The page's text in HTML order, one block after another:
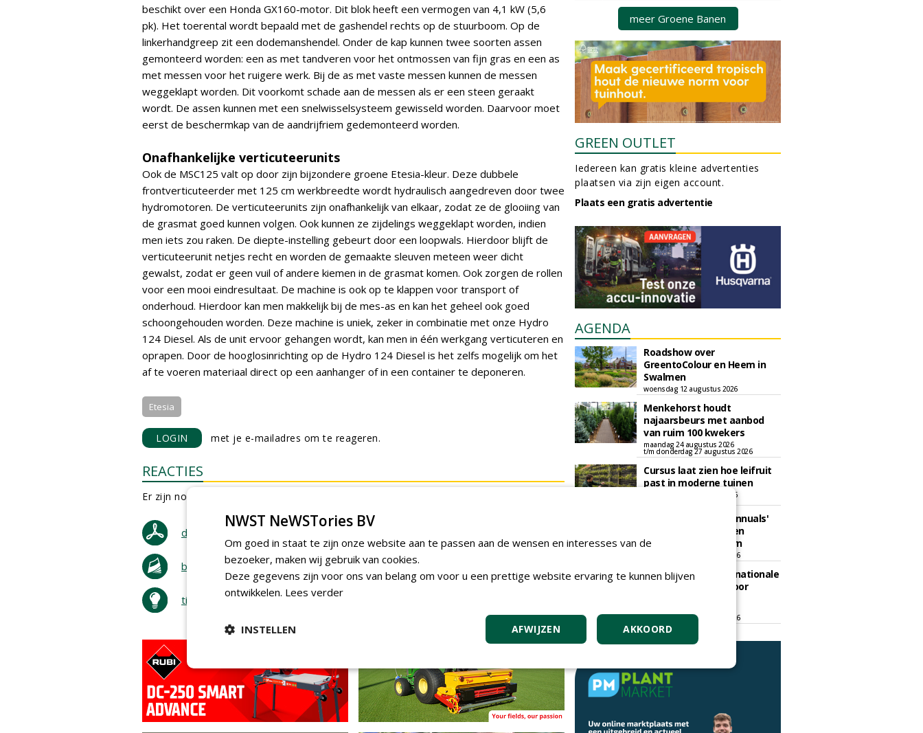
beschikt over een Honda GX160-motor. Dit blok heeft een vermogen van 4,1 kW (5,6
pk). Het toerental wordt bepaald met de gashendel rechts op de stuurboom. Op de
linkerhandgreep zit een dodemanshendel. Onder de kap kunnen twee soorten assen
gemonteerd worden: een as met tandveren voor het ontmossen van fijn gras en een as
met messen voor het ruigere werk. Bij de as met vaste messen kunnen de messen
weggeklapt worden. Dit voorkomt schade aan de messen als er een steen geraakt
wordt. De assen kunnen met een snelwisselsysteem gewisseld worden. Daarvoor moet
eerst de beschermkap van de aandrijfriem gedemonteerd worden.
Onafhankelijke verticuteerunits
Ook de MSC125 valt op door zijn bijzondere groene Etesia-kleur. Deze dubbele
frontverticuteerder met 125 cm werkbreedte wordt hydraulisch aangedreven door twee
hydromotoren. De verticuteerunits zijn onafhankelijk van elkaar, zodat ze de glooiing van
de grasmat goed kunnen volgen. Ook kunnen ze zijdelings weggeklapt worden, indien
men iets zou raken. De diepte-instelling gebeurt door een loopwals. Hierdoor blijft de
verticuteerunit netjes recht en worden de gemaakte sleuven meteen weer dicht
gewalst, zodat er geen vuil of andere kiemen in de grasmat komen. Ook zorgen de rollen
voor een mooi eindresultaat. De machine is ook op te klappen voor transport of
onderhoud. Hierdoor kan men makkelijk bij de mes-as en kan het geheel ook goed
schoongehouden worden. Deze machine is uniek, zeker in combinatie met onze Hydro
124 Diesel. Als de unit ervoor gehangen wordt, kan men in één werkgang verticuteren en
oprapen. Door de hooglosinrichting op de Hydro 124 Diesel is het zelfs mogelijk om het
af te voeren materiaal direct op een aanhanger of in een container te deponeren.
Etesia
LOGIN met je e-mailadres om te reageren.
REACTIES
Er zijn nog geen reacties.
download artikel
bestel tijdschrift
tip de redactie
meer Groene Banen
GREEN OUTLET
Iedereen kan gratis kleine advertenties
plaatsen via zijn eigen account.
Plaats een gratis advertentie
AGENDA
Roadshow over
GreentoColour en Heem in
Swalmen
woensdag 12 augustus 2026
Menkehorst houdt
najaarsbeurs met aanbod
van ruim 100 kwekers
maandag 24 augustus 2026
t/m donderdag 27 augustus 2026
Cursus laat zien hoe leifruit
past in moderne tuinen
woensdag 26 augustus 2026
Vakdag 'All About Annuals'
zet eenjarige planten
centraal in Appeltern
donderdag 27 augustus 2026
GaLaBau 2026: internationale
ontmoetingsplek voor
t/m vrijdag 18 september 2026
NWST NeWSTories BV
Om goed in staat te zijn onze website aan te passen aan de wensen en interesses van de
bezoeker, maken wij gebruik van cookies.
Deze gegevens zijn voor ons van belang om voor u een prettige website ervaring te kunnen blijven
ontwikkelen. Lees verder
AKKOORD
AFWIJZEN
INSTELLEN